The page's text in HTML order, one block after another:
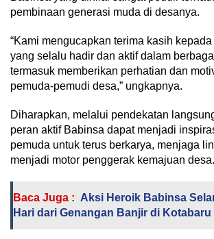
pembinaan generasi muda di desanya.
“Kami mengucapkan terima kasih
yang selalu hadir dan aktif dalam
termasuk memberikan perhatian dan
pemuda-pemudi desa,” ungkapnya.
Diharapkan, melalui pendekatan
peran aktif Babinsa dapat menjadi
pemuda untuk terus berkarya, menjaga
menjadi motor penggerak kemajuan desa.
Baca Juga : Aksi Heroik Babinsa
Hari dari Genangan Banjir di Kotabaru